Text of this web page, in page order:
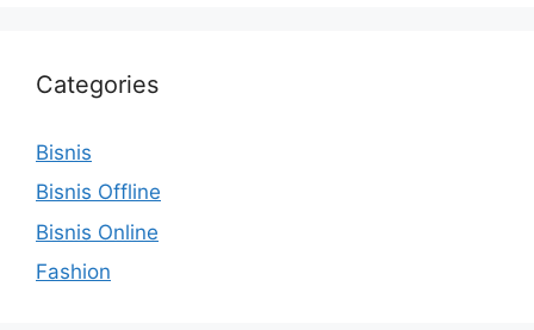
Categories
Bisnis
Bisnis Offline
Bisnis Online
Fashion